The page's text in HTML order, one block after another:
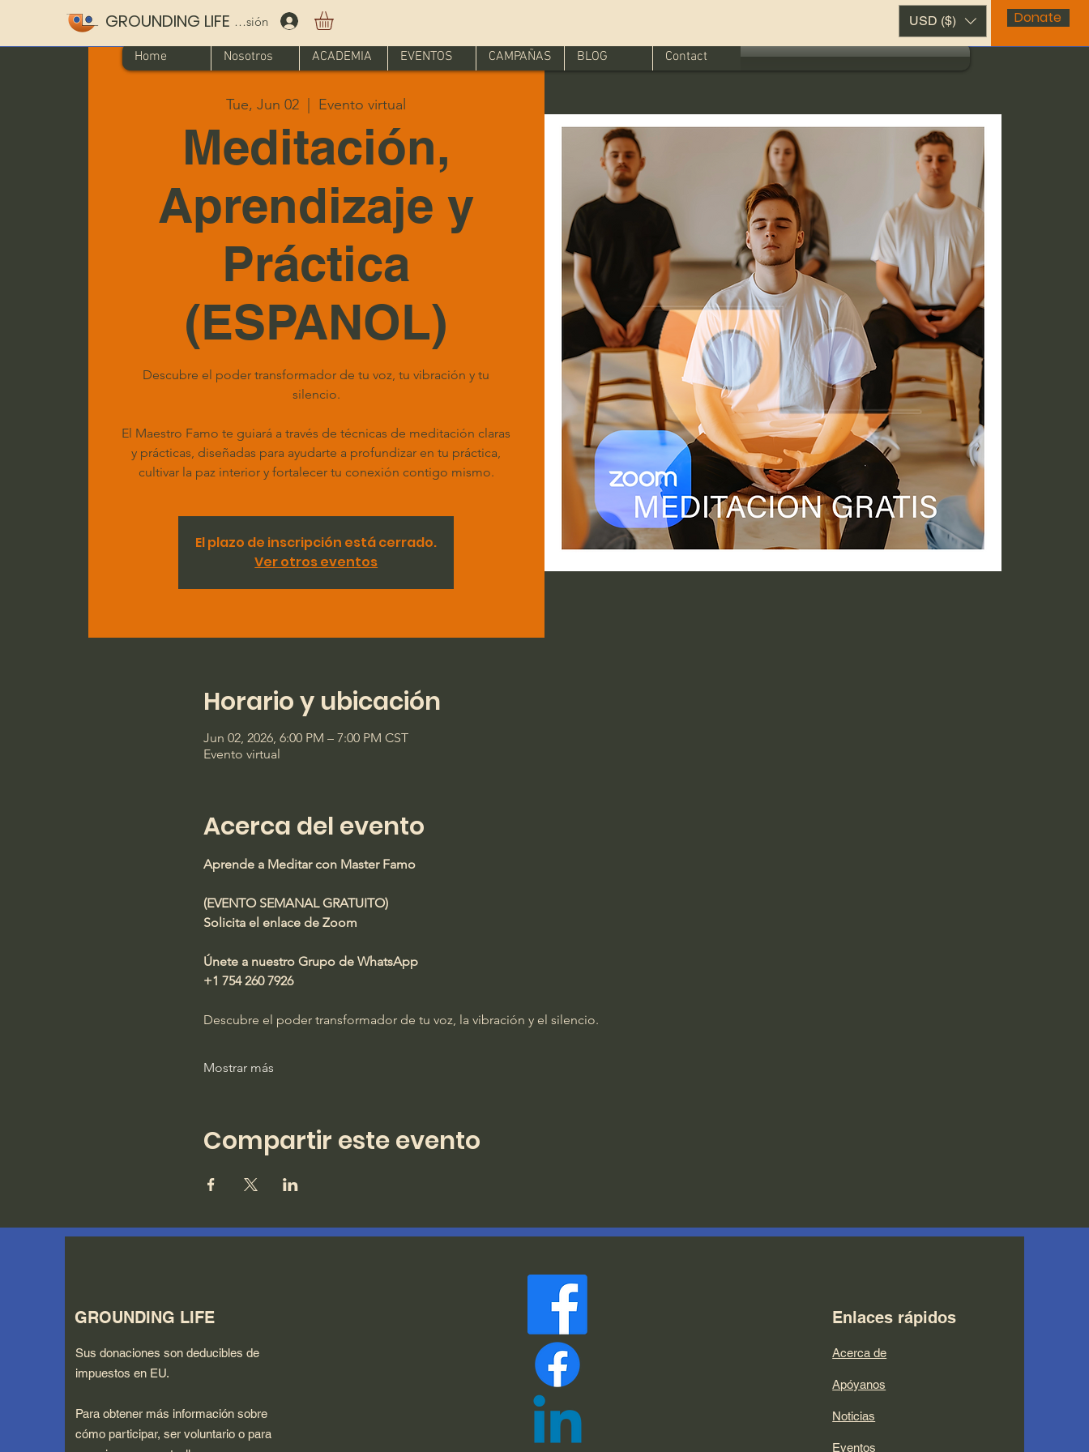
Home Nosotros ACADEMIA EVENTOS CAMPAÑAS BLOG Contact
GROUNDING LIFEIniciar sesión USD ($) Donate
Tue, Jun 02 Evento virtual
Meditación,
Aprendizaje y
Práctica
(ESPANOL)
Descubre el poder transformador de tu voz, tu vibración y tu
silencio.
El Maestro Famo te guiará a través de técnicas de meditación claras
y prácticas, diseñadas para ayudarte a profundizar en tu práctica,
cultivar la paz interior y fortalecer tu conexión contigo mismo.
El plazo de inscripción está cerrado.
Ver otros eventos
Horario y ubicación
Jun 02, 2026, 6:00 PM – 7:00 PM CST
Evento virtual
Acerca del evento
Aprende a Meditar con Master Famo
(EVENTO SEMANAL GRATUITO)
Solicita el enlace de Zoom
Únete a nuestro Grupo de WhatsApp
+1 754 260 7926
Descubre el poder transformador de tu voz, la vibración y el silencio.
Mostrar más
Compartir este evento
GROUNDING LIFE
Sus donaciones son deducibles de
impuestos en EU.
Para obtener más información sobre
cómo participar, ser voluntario o para
Enlaces rápidos
Acerca de
Apóyanos
Noticias
Eventos